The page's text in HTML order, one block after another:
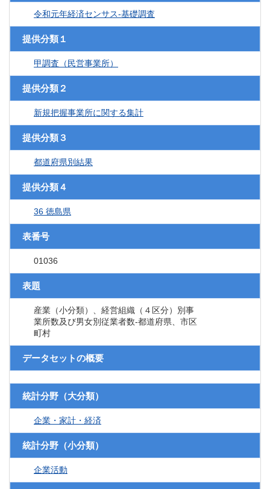
令和元年経済センサス‐基礎調査
提供分類１
甲調査（民営事業所）
提供分類２
新規把握事業所に関する集計
提供分類３
都道府県別結果
提供分類４
36 徳島県
表番号
01036
表題
産業（小分類）、経営組織（４区分）別事
業所数及び男女別従業者数‐都道府県、市区
町村
データセットの概要
統計分野（大分類）
企業・家計・経済
統計分野（小分類）
企業活動